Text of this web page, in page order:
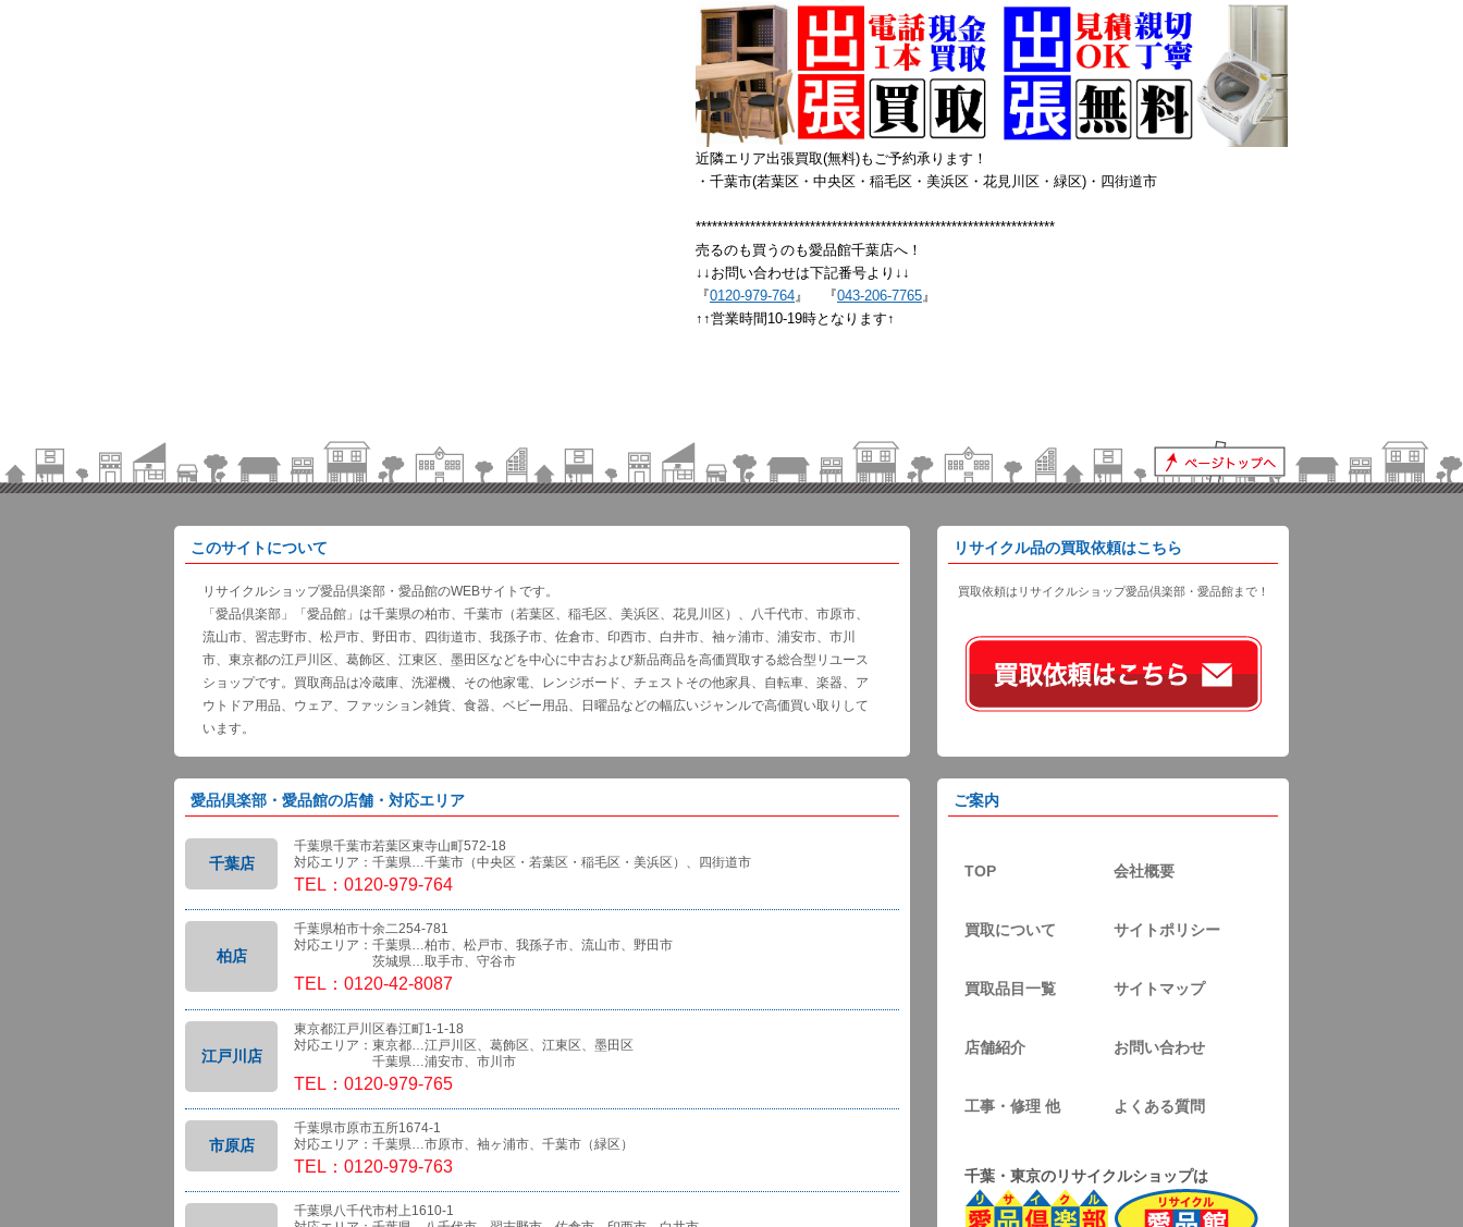
近隣エリア出張買取(無料)もご予約承ります！
・千葉市(若葉区・中央区・稲毛区・美浜区・花見川区・緑区)・四街道市
******************************************************************
売るのも買うのも愛品館千葉店へ！
↓↓お問い合わせは下記番号より↓↓
『0120-979-764』 『043-206-7765』
↑↑営業時間10-19時となります↑
このサイトについて
リサイクルショップ愛品倶楽部・愛品館のWEBサイトです。
「愛品倶楽部」「愛品館」は千葉県の柏市、千葉市（若葉区、稲毛区、美浜区、花見川区）、八千代市、市原市、
流山市、習志野市、松戸市、野田市、四街道市、我孫子市、佐倉市、印西市、白井市、袖ヶ浦市、浦安市、市川
市、東京都の江戸川区、葛飾区、江東区、墨田区などを中心に中古および新品商品を高価買取する総合型リユース
ショップです。買取商品は冷蔵庫、洗濯機、その他家電、レンジボード、チェストその他家具、自転車、楽器、ア
ウトドア用品、ウェア、ファッション雑貨、食器、ベビー用品、日曜品などの幅広いジャンルで高価買い取りして
います。
リサイクル品の買取依頼はこちら
買取依頼はリサイクルショップ愛品倶楽部・愛品館まで！
愛品倶楽部・愛品館の店舗・対応エリア
千葉店
千葉県千葉市若葉区東寺山町572-18
対応エリア：千葉県…千葉市（中央区・若葉区・稲毛区・美浜区）、四街道市
TEL：0120-979-764
柏店
千葉県柏市十余二254-781
対応エリア：千葉県…柏市、松戸市、我孫子市、流山市、野田市
茨城県…取手市、守谷市
TEL：0120-42-8087
江戸川店
東京都江戸川区春江町1-1-18
対応エリア：東京都…江戸川区、葛飾区、江東区、墨田区
千葉県…浦安市、市川市
TEL：0120-979-765
市原店
千葉県市原市五所1674-1
対応エリア：千葉県…市原市、袖ヶ浦市、千葉市（緑区）
TEL：0120-979-763
千葉県八千代市村上1610-1
ご案内
TOP 会社概要
買取について サイトポリシー
買取品目一覧 サイトマップ
店舗紹介 お問い合わせ
工事・修理 他 よくある質問
千葉・東京のリサイクルショップは